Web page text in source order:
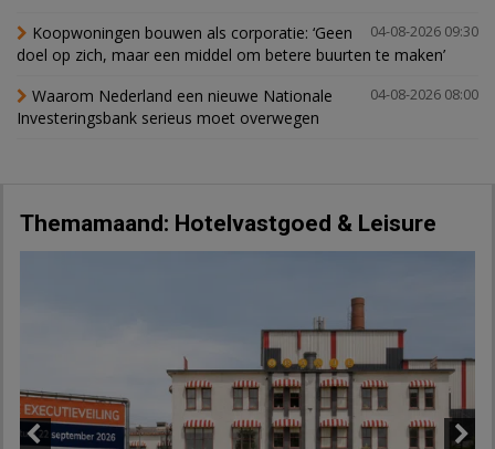
04-08-2026 09:30
Koopwoningen bouwen als corporatie: ‘Geen
doel op zich, maar een middel om betere buurten te maken’
04-08-2026 08:00
Waarom Nederland een nieuwe Nationale
Investeringsbank serieus moet overwegen
Themamaand: Hotelvastgoed & Leisure